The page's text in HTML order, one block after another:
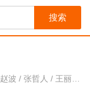
搜索